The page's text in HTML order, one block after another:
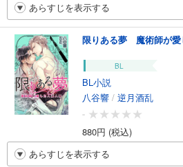
あらすじを表示する
限りある夢 魔術師が愛
BL
BL小説
八谷響 / 逆月酒乱
-
880円 (税込)
あらすじを表示する